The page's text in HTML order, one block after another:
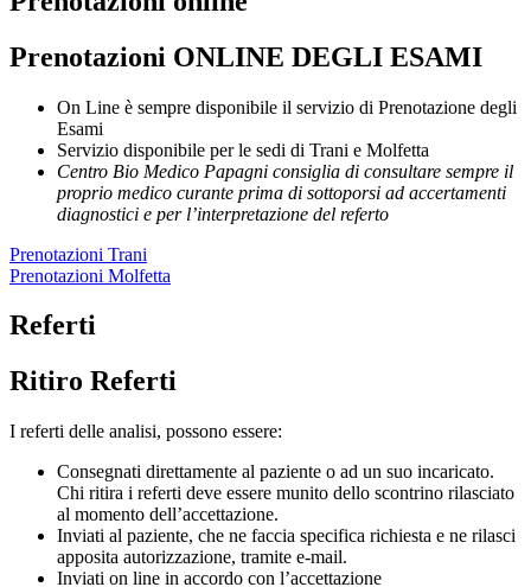
Prenotazioni ONLINE DEGLI ESAMI
On Line è sempre disponibile il servizio di Prenotazione degli
Esami
Servizio disponibile per le sedi di Trani e Molfetta
Centro Bio Medico Papagni consiglia di consultare sempre il
proprio medico curante prima di sottoporsi ad accertamenti
diagnostici e per l’interpretazione del referto
Prenotazioni Trani
Prenotazioni Molfetta
Referti
Ritiro Referti
I referti delle analisi, possono essere:
Consegnati direttamente al paziente o ad un suo incaricato.
Chi ritira i referti deve essere munito dello scontrino rilasciato
al momento dell’accettazione.
Inviati al paziente, che ne faccia specifica richiesta e ne rilasci
apposita autorizzazione, tramite e-mail.
Inviati on line in accordo con l’accettazione